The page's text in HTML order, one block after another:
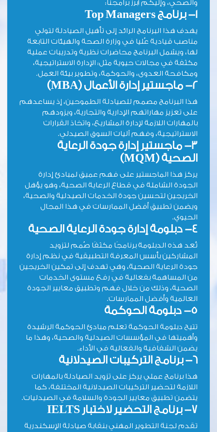
والصحي، وإليكم أبرز برامجنا:
1- برنامج Top Managers
يهدف هذا البرنامج الرائد إلى تأهيل الصيادلة لتولي
مناصب قيادية عُليا في وزارة الصحة والهيئات التابعة
لها، ويشمل البرنامج محاضرات نظرية وتدريبات عملية
مكثفة في مجالات حيوية مثل: الإدارة الاستراتيجية،
ومكافحة العدوى، والحوكمة، وتطوير بيئة العمل.
2- ماجستير إدارة الأعمال ( MBA
)
هذا البرنامج مصمم للصيادلة الطموحين، إذ يساعدهم
على تعزيز مهاراتهم الإدارية والتجارية، ويزودهم
بالمهارات اللازمة لإدارة المشاريع، واتخاذ القرارات
الاستراتيجية، وفهم آليات السوق الصيدلي.
3- ماجستير إدارة جودة الرعاية
الصحية (MQM)
يركز هذا الماجستير على فهم عميق لمبادئ إدارة
الجودة الشاملة في قطاع الرعاية الصحية، وهو يؤهل
الخريجين لتحسين جودة الخدمات الصيدلية والصحية،
ويضمن تطبيق أفضل الممارسات في هذا المجال
الحيوي.
4- دبلومة إدارة جودة الرعاية الصحية
تُعد هذه الدبلومة برنامجًا مكثفًا صُمم لتزويد
المشاركين بأسس المعرفة التطبيقية في نظم إدارة
جودة الرعاية الصحية، وهي تهدف إلى تمكين الخريجين
من المساهمة بفعالية في رفع مستوى الخدمات
الصحية، وذلك من خلال فهم وتطبيق معايير الجودة
العالمية وأفضل الممارسات.
5- دبلومة الحوكمة
تتيح دبلومة الحوكمة تعلم مبادئ الحوكمة الرشيدة
وأهميتها في المؤسسات الصيدلية والصحية، وهذا ما
يضمن الشفافية والفعالية في الأداء.
6- برنامج التركيبات الصيدلانية
هذا برنامج عملي يركز على تزويد الصيادلة بالمهارات
اللازمة لتحضير التركيبات الصيدلانية المختلفة، كما
يتضمن تطبيق معايير الجودة والسلامة في الصيدليات.
7- برنامج التحضير لاختبار IELTS
تقدم لجنة التطوير المهني بنقابة صيادلة الإسكندرية